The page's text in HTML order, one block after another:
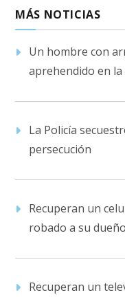
MÁS NOTICIAS
Un hombre con
aprehendido en
La Policía
persecución
Recuperan un
robado a su dueño
Recuperan un